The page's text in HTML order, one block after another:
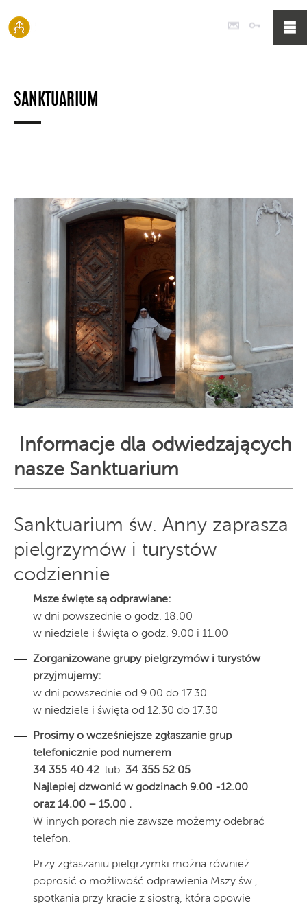
Poczta
SANKTUARIUM
Informacje dla odwiedzających
nasze Sanktuarium
Sanktuarium św. Anny zaprasza
pielgrzymów i turystów
codziennie
Msze święte są odprawiane:
w dni powszednie o godz. 18.00
w niedziele i święta o godz. 9.00 i 11.00
Zorganizowane grupy pielgrzymów i turystów
przyjmujemy:
w dni powszednie od 9.00 do 17.30
w niedziele i święta od 12.30 do 17.30
Prosimy o wcześniejsze zgłaszanie grup
telefonicznie pod numerem
34 355 40 42 lub 34 355 52 05
Najlepiej dzwonić w godzinach 9.00 -12.00
oraz 14.00 – 15.00 .
W innych porach nie zawsze możemy odebrać
telefon.
Przy zgłaszaniu pielgrzymki można również
poprosić o możliwość odprawienia Mszy św.,
spotkania przy kracie z siostrą, która opowie